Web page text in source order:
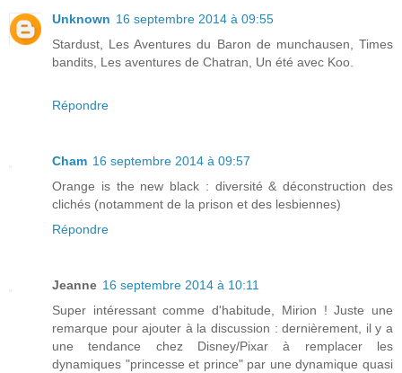
Unknown 16 septembre 2014 à 09:55
Stardust, Les Aventures du Baron de munchausen, Times
bandits, Les aventures de Chatran, Un été avec Koo.
Répondre
Cham 16 septembre 2014 à 09:57
Orange is the new black : diversité & déconstruction des
clichés (notamment de la prison et des lesbiennes)
Répondre
Jeanne 16 septembre 2014 à 10:11
Super intéressant comme d'habitude, Mirion ! Juste une
remarque pour ajouter à la discussion : dernièrement, il y a
une tendance chez Disney/Pixar à remplacer les
dynamiques "princesse et prince" par une dynamique quasi